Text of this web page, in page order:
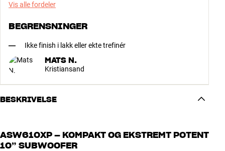
Vis alle fordeler
BEGRENSNINGER
Ikke finish i lakk eller ekte trefinér
MATS N.
Kristiansand
BESKRIVELSE
ASW610XP – KOMPAKT OG EKSTREMT POTENT
10” SUBWOOFER